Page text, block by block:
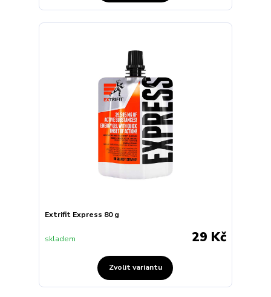
Extrifit Express 80 g
29 Kč
skladem
Zvolit variantu